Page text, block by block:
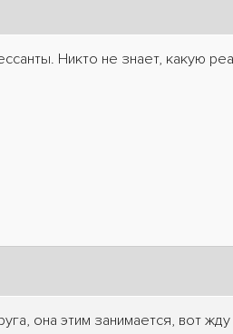
Никто не знает, какую
она этим занимается, вот